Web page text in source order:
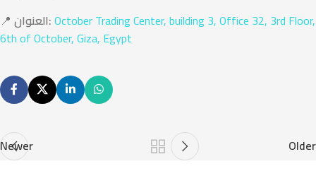
📍
العنوان:October Trading Center, building 3, Office 32, 3rd Floor,
6th of October, Giza, Egypt
Newer Older